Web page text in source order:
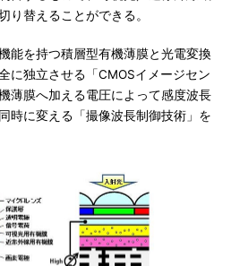
り替えることができる。
能を持つ積層型有機薄膜と光電変換
に独立させる「CMOSイメージセン
薄膜へ加える電圧によって感度波長
時に変える「撮像波長制御技術」を